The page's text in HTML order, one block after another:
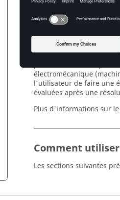
Introduction
Ce document décrit la
faites sur des tôles en
Flux® Module
Un modèle LS identifié à
pour décrire le
électromécanique
l'utilisateur de faire une
évaluées après une
Plus d'informations sur
Comment
Les sections suivantes